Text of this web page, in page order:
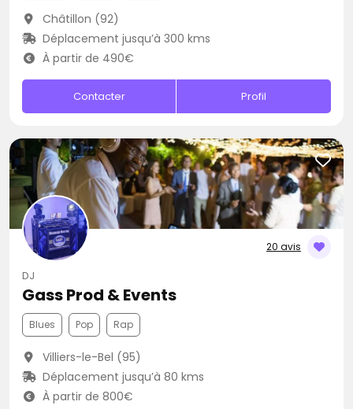
Châtillon (92)
Déplacement jusqu’à 300 kms
À partir de 490€
Contacter Profil
20 avis
DJ
Gass Prod & Events
Blues Pop Rap
Villiers-le-Bel (95)
Déplacement jusqu’à 80 kms
À partir de 800€